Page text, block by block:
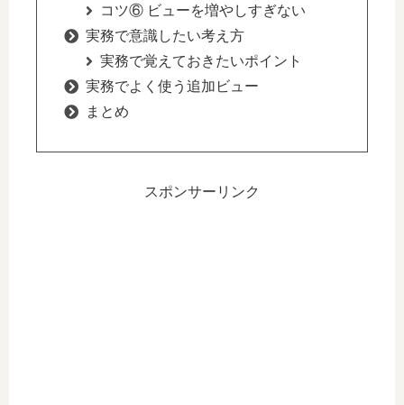
コツ⑥ ビューを増やしすぎない
実務で意識したい考え方
実務で覚えておきたいポイント
実務でよく使う追加ビュー
まとめ
スポンサーリンク